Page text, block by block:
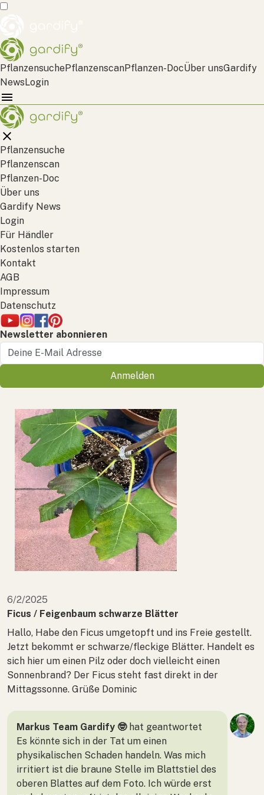
PflanzensuchePflanzenscanPflanzen-DocÜber unsGardify
NewsLogin
Pflanzensuche
Pflanzenscan
Pflanzen-Doc
Über uns
Gardify News
Login
Für Händler
Kostenlos starten
Kontakt
AGB
Impressum
Datenschutz
Newsletter abonnieren
Anmelden
6/2/2025
Ficus / Feigenbaum schwarze Blätter
Hallo, Habe den Ficus umgetopft und ins Freie gestellt.
Jetzt bekommt er schwarze/fleckige Blätter. Handelt es
sich hier um einen Pilz oder doch vielleicht einen
Sonnenbrand? Der Ficus steht fast direkt in der
Mittagssonne. Grüße Dominic
Markus Team Gardify 🤓hat geantwortet
Es könnte sich in der Tat um einen
physikalischen Schaden handeln. Was mich
irritiert ist die braune Stelle im Blattstiel des
oberen Blattes auf dem Foto. Ich würde erst